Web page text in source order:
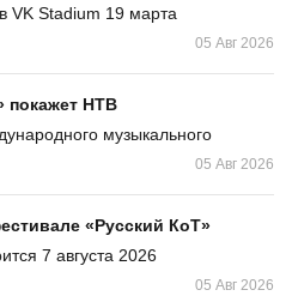
VK Stadium 19 марта
05 Авг 2026
покажет НТВ
музыкального
05 Авг 2026
«Русский КоТ»
7 августа 2026
05 Авг 2026